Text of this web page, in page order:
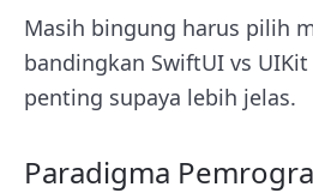
Masih bingung harus pilih
bandingkan SwiftUI vs
penting supaya lebih jelas.
Paradigma